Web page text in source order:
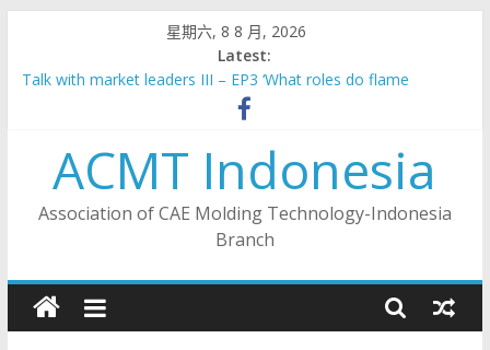
content
星期六, 8 8 月, 2026
Latest:
Talk with market leaders III – EP3 ‘What roles do flame
retardants play in new energy vehicles?’
2023 Indonesia Taiwan Industrial Collaboration Forum –
Industry 4.0 Sub- Forum
Talk with market leaders III – EP6 ‘Making Indonesia 4.0:
manufacturers’
Talk with market leaders III – EP5 ‘Dual Carbon Economy –
Talk with market leaders III – EP4 ‘Challenges & Opportunities
for Recycling in ASEAN’
ACMT Indonesia
Association of CAE Molding Technology-Indonesia
Branch